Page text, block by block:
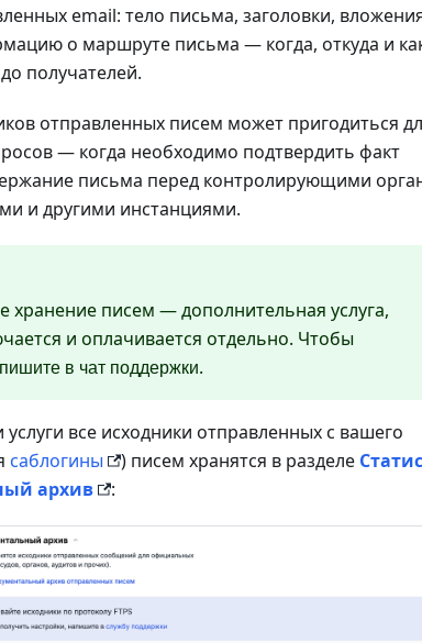
email: тело письма, заголовки,
о маршруте письма — когда, откуда и
получателей.
отправленных писем может пригодиться
— когда необходимо подтвердить факт
письма перед контролирующими
и другими инстанциями.
хранение писем — дополнительная услуга,
и оплачивается отдельно. Чтобы
в чат поддержки.
все исходники отправленных с вашего
саблогины ) писем хранятся в разделе
архив
: